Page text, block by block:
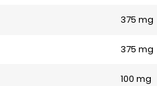
375 mg
375 mg
100 mg